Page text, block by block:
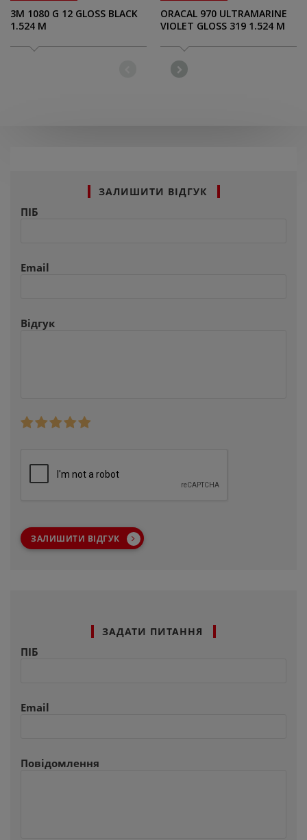
3M 1080 G 12 GLOSS BLACK
1.524 M
ORACAL 970 ULTRAMARINE
VIOLET GLOSS 319 1.524 M
ЗАЛИШИТИ ВІДГУК
ПІБ
Email
Відгук
ЗАЛИШИТИ ВІДГУК
ЗАДАТИ ПИТАННЯ
ПІБ
Email
Повідомлення